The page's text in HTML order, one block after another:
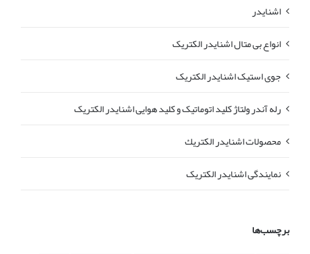
اشنایدر
انواع بی متال اشنایدر الکتریک
جوی استیک اشنایدر الکتریک
رله آندر ولتاژ کلید اتوماتیک و کلید هوایی اشنایدر الکتریک
محصولات اشنايدر الكتريك
نمایندگی اشنایدر الکتریک
برچسب‌ها